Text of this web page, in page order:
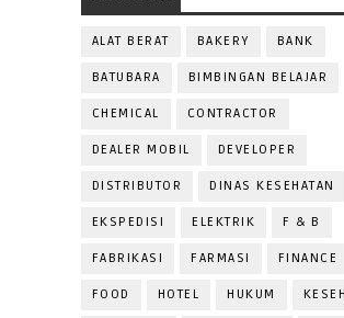
ALAT BERAT BAKERY BANK
BATUBARA BIMBINGAN BELAJAR
CHEMICAL CONTRACTOR
DEALER MOBIL DEVELOPER
DISTRIBUTOR DINAS KESEHATAN
EKSPEDISI ELEKTRIK F & B
FABRIKASI FARMASI FINANCE
FOOD HOTEL HUKUM